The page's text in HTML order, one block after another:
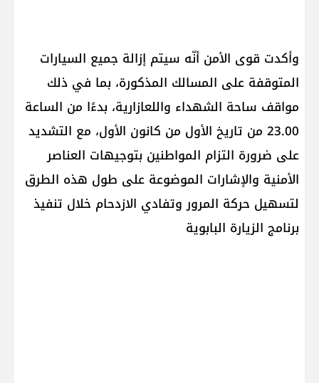
وأكدت قوى الأمن أنّه سيتم إزالة جميع السيارات
المتوقفة على المسالك المذكورة، بما في ذلك
مواقف ساحة الشهداء واللعازارية، بدءًا من الساعة
23.00 من تاريخ الأول من كانون الأول، مع التشديد
على ضرورة التزام المواطنين بتوجيهات العناصر
الأمنية والإشارات الموضوعة على طول هذه الطرق
لتسهيل حركة المرور وتفادي الازدحام خلال تنفيذ
برنامج الزيارة البابوية